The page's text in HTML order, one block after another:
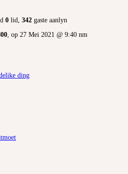
0 lid, 342 gaste aanlyn
, op 27 Mei 2021 @ 9:40 nm
ding